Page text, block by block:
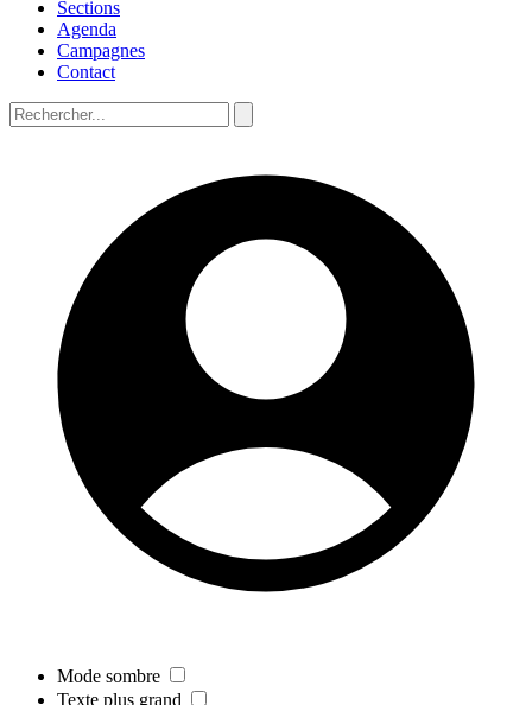
Sections
Agenda
Campagnes
Contact
Mode sombre
Texte plus grand